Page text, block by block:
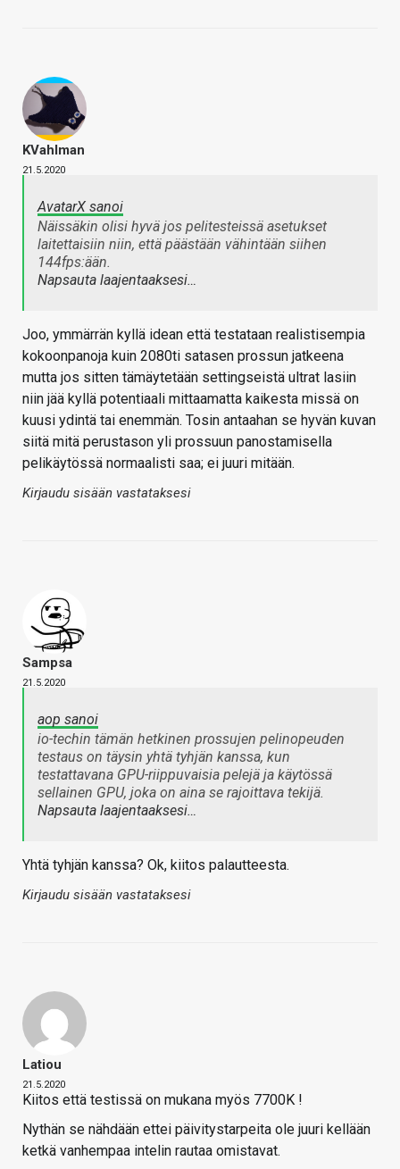
KVahlman
21.5.2020
AvatarX sanoi
Näissäkin olisi hyvä jos pelitesteissä asetukset
laitettaisiin niin, että päästään vähintään siihen
144fps:ään.
Napsauta laajentaaksesi…
Joo, ymmärrän kyllä idean että testataan realistisempia
kokoonpanoja kuin 2080ti satasen prossun jatkeena
mutta jos sitten tämäytetään settingseistä ultrat lasiin
niin jää kyllä potentiaali mittaamatta kaikesta missä on
kuusi ydintä tai enemmän. Tosin antaahan se hyvän kuvan
siitä mitä perustason yli prossuun panostamisella
pelikäytössä normaalisti saa; ei juuri mitään.
Kirjaudu sisään vastataksesi
Sampsa
21.5.2020
aop sanoi
io-techin tämän hetkinen prossujen pelinopeuden
testaus on täysin yhtä tyhjän kanssa, kun
testattavana GPU-riippuvaisia pelejä ja käytössä
sellainen GPU, joka on aina se rajoittava tekijä.
Napsauta laajentaaksesi…
Yhtä tyhjän kanssa? Ok, kiitos palautteesta.
Kirjaudu sisään vastataksesi
Latiou
21.5.2020
Kiitos että testissä on mukana myös 7700K !
Nythän se nähdään ettei päivitystarpeita ole juuri kellään
ketkä vanhempaa intelin rautaa omistavat.